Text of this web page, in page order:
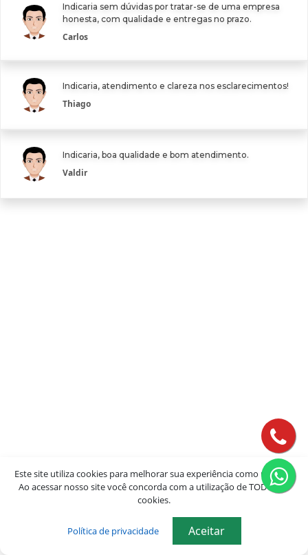
Indicaria sem dúvidas por tratar-se de uma empresa
honesta, com qualidade e entregas no prazo.
Carlos
Indicaria, atendimento e clareza nos esclarecimentos!
Thiago
Indicaria, boa qualidade e bom atendimento.
Valdir
Este site utiliza cookies para melhorar sua experiência como usuário.
Ao acessar nosso site você concorda com a utilização de TODOS os
cookies.
Política de privacidade Aceitar